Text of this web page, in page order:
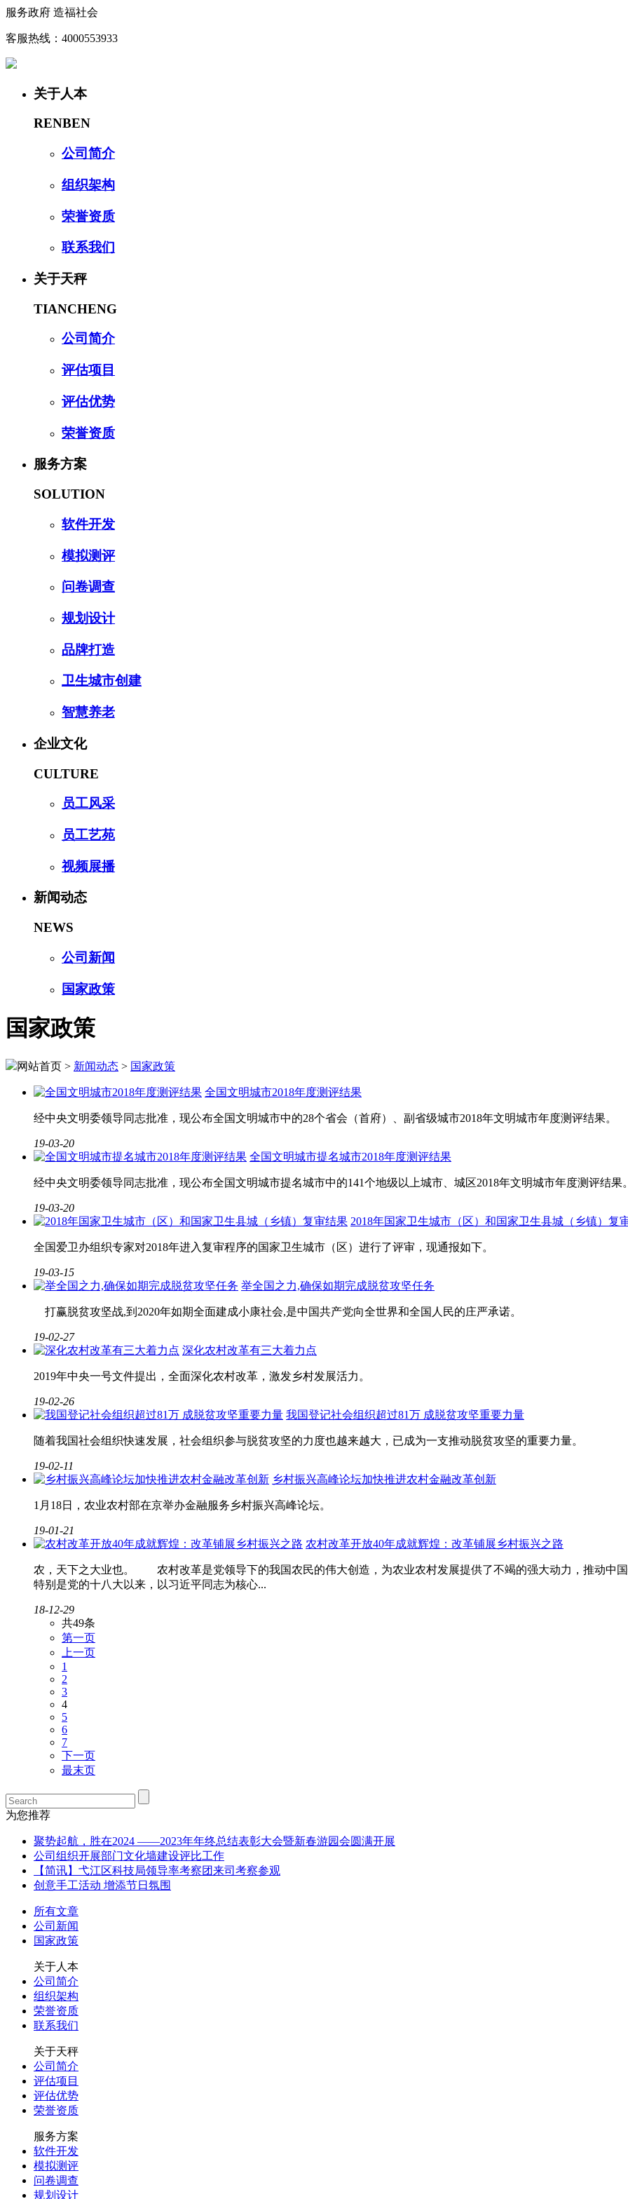
服务政府 造福社会
客服热线：4000553933
关于人本
RENBEN
公司简介
组织架构
荣誉资质
联系我们
关于天秤
TIANCHENG
公司简介
评估项目
评估优势
荣誉资质
服务方案
SOLUTION
软件开发
模拟测评
问卷调查
规划设计
品牌打造
卫生城市创建
智慧养老
企业文化
CULTURE
员工风采
员工艺苑
视频展播
新闻动态
NEWS
公司新闻
国家政策
国家政策
网站首页 > 新闻动态 > 国家政策
全国文明城市2018年度测评结果
经中央文明委领导同志批准，现公布全国文明城市中的28个省会（首府）、副省级城市2018年文明城市年度测评结果。
19-03-20
全国文明城市提名城市2018年度测评结果
经中央文明委领导同志批准，现公布全国文明城市提名城市中的141个地级以上城市、城区2018年文明城市年度测评结果。
19-03-20
2018年国家卫生城市（区）和国家卫生县城（乡镇）复
全国爱卫办组织专家对2018年进入复审程序的国家卫生城市（区）进行了评审，现通报如下。
19-03-15
举全国之力,确保如期完成脱贫攻坚任务
打赢脱贫攻坚战,到2020年如期全面建成小康社会,是中国共产党向全世界和全国人民的庄严承诺。
19-02-27
深化农村改革有三大着力点
2019年中央一号文件提出，全面深化农村改革，激发乡村发展活力。
19-02-26
我国登记社会组织超过81万 成脱贫攻坚重要力量
随着我国社会组织快速发展，社会组织参与脱贫攻坚的力度也越来越大，已成为一支推动脱贫攻坚的重要力量。
19-02-11
乡村振兴高峰论坛加快推进农村金融改革创新
1月18日，农业农村部在京举办金融服务乡村振兴高峰论坛。
19-01-21
农村改革开放40年成就辉煌：改革铺展乡村振兴之路
农，天下之大业也。 农村改革是党领导下的我国农民的伟大创造，为农业农村发展提供了不竭的强大动力，推动
特别是党的十八大以来，以习近平同志为核心...
18-12-29
共49条
第一页
上一页
1
2
3
4
5
6
7
下一页
最末页
为您推荐
聚势起航，胜在2024 ——2023年年终总结表彰大会暨新春游园会圆满开展
公司组织开展部门文化墙建设评比工作
【简讯】弋江区科技局领导率考察团来司考察参观
创意手工活动 增添节日氛围
所有文章
公司新闻
国家政策
关于人本
公司简介
组织架构
荣誉资质
联系我们
关于天秤
公司简介
评估项目
评估优势
荣誉资质
服务方案
软件开发
模拟测评
问卷调查
规划设计